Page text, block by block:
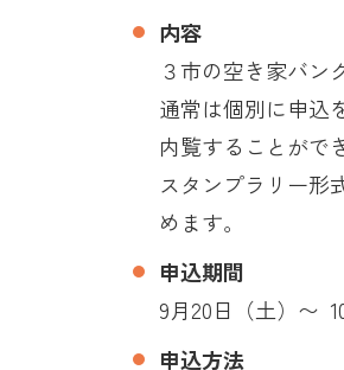
内容
３市の空き家バン
通常は個別に申込
内覧することがで
スタンプラリー形
めます。
申込期間
9月20日（土）〜
申込方法